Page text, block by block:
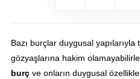
Bazı burçlar duygusal
gözyaşlarına hakim
burçve onların duygusal